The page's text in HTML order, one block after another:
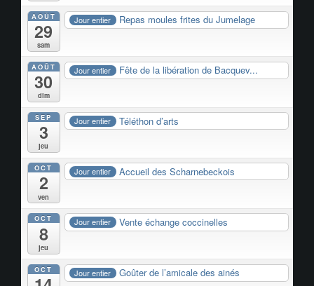
AOÛT
29
sam
Jour entier Repas moules frites du Jumelage
AOÛT
30
dim
Jour entier Fête de la libération de Bacquev...
SEP
3
jeu
Jour entier Téléthon d’arts
OCT
2
ven
Jour entier Accueil des Scharnebeckois
OCT
8
jeu
Jour entier Vente échange coccinelles
OCT Jour entier Goûter de l’amicale des ainés